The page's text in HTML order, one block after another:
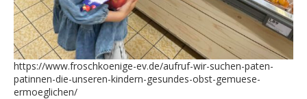
https://www.froschkoenige-ev.de/aufruf-wir-suchen-paten-
patinnen-die-unseren-kindern-gesundes-obst-gemuese-
ermoeglichen/